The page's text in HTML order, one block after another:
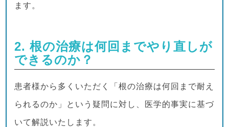
ます。
2. 根の治療は何回までやり直しが
できるのか？
患者様から多くいただく「根の治療は何回まで耐え
られるのか」という疑問に対し、医学的事実に基づ
いて解説いたします。